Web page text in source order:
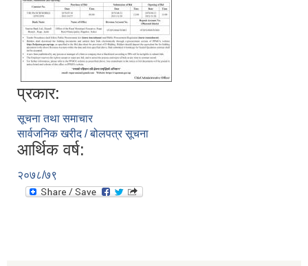
प्रकार:
सूचना तथा समाचार
सार्वजनिक खरीद / बोलपत्र सूचना
आर्थिक वर्ष:
२०७८/७९